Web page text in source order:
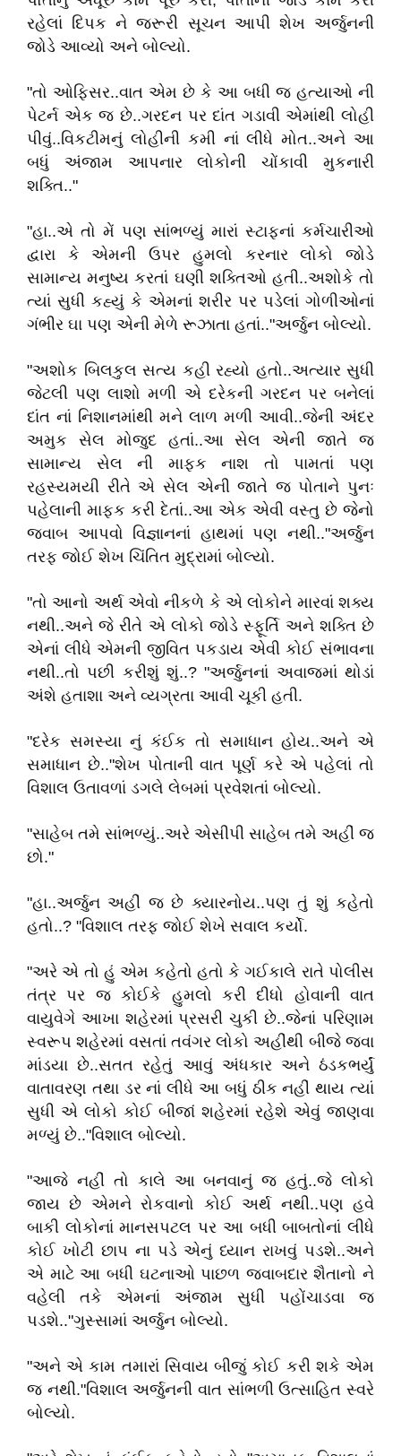
રહેલાં દિપક ને જરૂરી સૂચન આપી શેખ અર્જુનની
જોડે આવ્યો અને બોલ્યો.
"તો ઓફિસર..વાત એમ છે કે આ બધી જ હત્યાઓ ની
પેટર્ન એક જ છે..ગરદન પર દાંત ગડાવી એમાંથી લોહી
પીવું..વિકટીમનું લોહીની કમી નાં લીધે મોત..અને આ
બધું અંજામ આપનાર લોકોની ચોંકાવી મુકનારી
શક્તિ.."
"હા..એ તો મેં પણ સાંભળ્યું મારાં સ્ટાફનાં કર્મચારીઓ
દ્વારા કે એમની ઉપર હુમલો કરનાર લોકો જોડે
સામાન્ય મનુષ્ય કરતાં ઘણી શક્તિઓ હતી..અશોકે તો
ત્યાં સુધી કહ્યું કે એમનાં શરીર પર પડેલાં ગોળીઓનાં
ગંભીર ઘા પણ એની મેળે રૂઝાતા હતાં.."અર્જુન બોલ્યો.
"અશોક બિલકુલ સત્ય કહી રહ્યો હતો..અત્યાર સુધી
જેટલી પણ લાશો મળી એ દરેકની ગરદન પર બનેલાં
દાંત નાં નિશાનમાંથી મને લાળ મળી આવી..જેની અંદર
અમુક સેલ મોજુદ હતાં..આ સેલ એની જાતે જ
સામાન્ય સેલ ની માફક નાશ તો પામતાં પણ
રહસ્યમયી રીતે એ સેલ એની જાતે જ પોતાને પુનઃ
પહેલાની માફક કરી દેતાં..આ એક એવી વસ્તુ છે જેનો
જવાબ આપવો વિજ્ઞાનનાં હાથમાં પણ નથી.."અર્જુન
તરફ જોઈ શેખ ચિંતિત મુદ્રામાં બોલ્યો.
"તો આનો અર્થ એવો નીકળે કે એ લોકોને મારવાં શક્ય
નથી..અને જે રીતે એ લોકો જોડે સ્ફૂર્તિ અને શક્તિ છે
એનાં લીધે એમની જીવિત પકડાય એવી કોઈ સંભાવના
નથી..તો પછી કરીશું શું..? "અર્જુનનાં અવાજમાં થોડાં
અંશે હતાશા અને વ્યગ્રતા આવી ચૂકી હતી.
"દરેક સમસ્યા નું કંઈક તો સમાધાન હોય..અને એ
સમાધાન છે.."શેખ પોતાની વાત પૂર્ણ કરે એ પહેલાં તો
વિશાલ ઉતાવળાં ડગલે લેબમાં પ્રવેશતાં બોલ્યો.
"સાહેબ તમે સાંભળ્યું..અરે એસીપી સાહેબ તમે અહીં જ
છો."
"હા..અર્જુન અહીં જ છે ક્યારનોય..પણ તું શું કહેતો
હતો..? "વિશાલ તરફ જોઈ શેખે સવાલ કર્યો.
"અરે એ તો હું એમ કહેતો હતો કે ગઈકાલે રાતે પોલીસ
તંત્ર પર જ કોઈકે હુમલો કરી દીધો હોવાની વાત
વાયુવેગે આખા શહેરમાં પ્રસરી ચુકી છે..જેનાં પરિણામ
સ્વરૂપ શહેરમાં વસતાં તવંગર લોકો અહીંથી બીજે જવા
માંડયા છે..સતત રહેતું આવું અંધકાર અને ઠંડકભર્યું
વાતાવરણ તથા ડર નાં લીધે આ બધું ઠીક નહીં થાય ત્યાં
સુધી એ લોકો કોઈ બીજાં શહેરમાં રહેશે એવું જાણવા
મળ્યું છે.."વિશાલ બોલ્યો.
"આજે નહીં તો કાલે આ બનવાનું જ હતું..જે લોકો
જાય છે એમને રોકવાનો કોઈ અર્થ નથી..પણ હવે
બાકી લોકોનાં માનસપટલ પર આ બધી બાબતોનાં લીધે
કોઈ ખોટી છાપ ના પડે એનું ધ્યાન રાખવું પડશે..અને
એ માટે આ બધી ઘટનાઓ પાછળ જવાબદાર શૈતાનો ને
વહેલી તકે એમનાં અંજામ સુધી પહોંચાડવા જ
પડશે.."ગુસ્સામાં અર્જુન બોલ્યો.
"અને એ કામ તમારાં સિવાય બીજું કોઈ કરી શકે એમ
જ નથી."વિશાલ અર્જુનની વાત સાંભળી ઉત્સાહિત સ્વરે
બોલ્યો.